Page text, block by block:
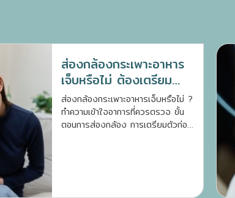
ส่องกล้องกระเพาะอาหาร
เจ็บหรือไม่ ต้องเตรียม
ตัวอย่างไร ?
ส่องกล้องกระเพาะอาหารเจ็บหรือไม่ ?
ทำความเข้าใจอาการที่ควรตรวจ ขั้น
ตอนการส่องกล้อง การเตรียมตัวก่อน